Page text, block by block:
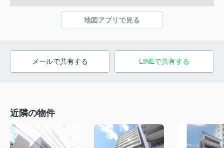
地図アプリで見る
メールで共有する LINEで共有する
近隣の物件